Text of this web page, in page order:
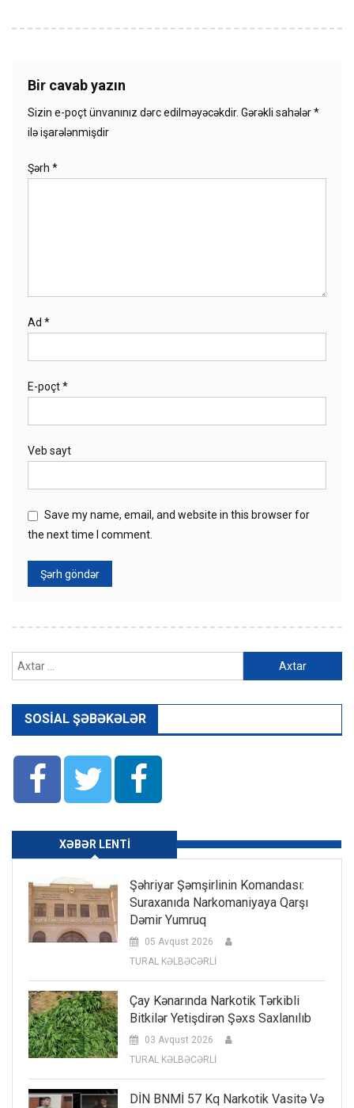
Bir cavab yazın
Sizin e-poçt ünvanınız dərc edilməyəcəkdir. Gərəkli sahələr*
ilə işarələnmişdir
Şərh *
Ad *
E-poçt*
Veb sayt
Save my name, email, and website in this browser for
the next time I comment.
SOSIAL ŞƏBƏKƏLƏR
XƏBƏR LENTI
Şəhriyar Şəmşirlinin Komandası:
Suraxanıda Narkomaniyaya Qarşı
Dəmir Yumruq
05 Avqust 2026
TURAL KƏLBƏCƏRLİ
Çay Kənarında Narkotik Tərkibli
Bitkilər Yetişdirən Şəxs Saxlanılıb
03 Avqust 2026
TURAL KƏLBƏCƏRLİ
DİN BNMİ 57 Kq Narkotik Vasitə Və